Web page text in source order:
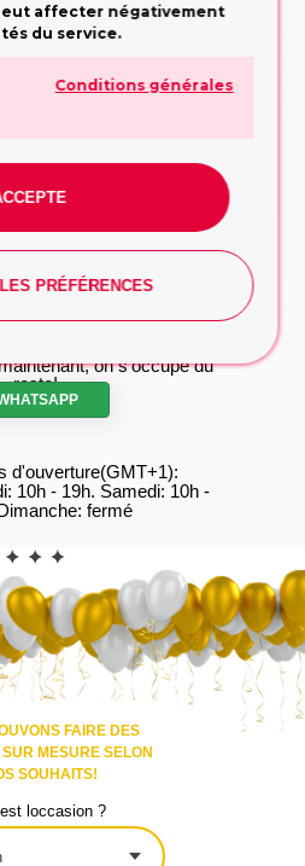
d'ouverture(GMT+1):
10h - 19h. Samedi: 10h -
fermé
de demande
conception ou la décision
prendre
appeler? Partagez vos
vous rappellerons
MAINTENANT!
on s'occupe du
reste!
FAIRE DES
MESURE SELON
SOUHAITS!
loccasion ?
affecter négativement
du service.
Conditions générales
PRÉFÉRENCES